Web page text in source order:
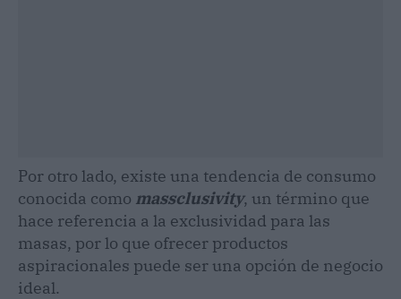
Por otro lado, existe una tendencia de consumo
conocida como massclusivity, un término que
hace referencia a la exclusividad para las
masas, por lo que ofrecer productos
aspiracionales puede ser una opción de negocio
ideal.